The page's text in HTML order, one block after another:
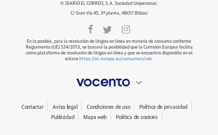
© DIARIO EL CORREO, S.A. Sociedad Unipersonal.
C/ Gran Vía 45, 3ª planta, 48011 Bilbao
En lo posible, para la resolución de litigios en línea en materia de consumo conforme
Reglamento (UE) 524/2013, se buscará la posibilidad que la Comisión Europea facilita
como plataforma de resolución de litigios en línea y que se encuentra disponible en el
enlace https://ec.europa.eu/consumers/odr.
Contactar Aviso legal Condiciones de uso
Política de privacidad
Publicidad
Mapa web Política de cookies